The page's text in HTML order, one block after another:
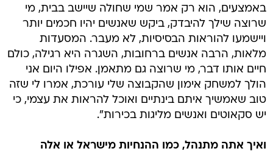
באמצעים, הוא רק אמר שמי שחולה שיישב בבית, מי
שרוצה שילך להיבדק, ביקש שאנשים יהיו חכמים יותר
ויישמעו להוראות הבסיסיות, לא מעבר. המסעדות
מלאות, הרבה אנשים ברחובות, השגרה היא רגילה, כולם
חיים אותו דבר, מי שרוצה גם מתאמן. אפילו היום אני
הולך למשחק אימון שהקבוצה שלי עורכת, אמרו לי שזה
טוב שאמשיך איתם בינתיים ואוכל להראות את עצמי, כי
יש סקאוטים ואנשים מליגות בכירות".
ואיך אתה מתנהל, כמו ההנחיות מישראל או אלה